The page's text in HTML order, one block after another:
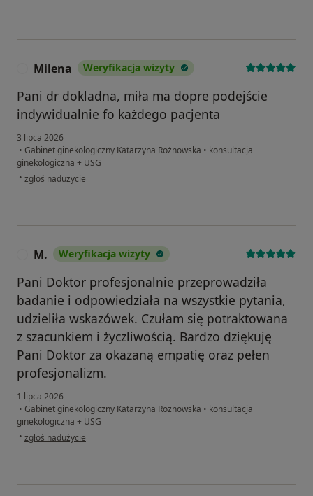
Milena Weryfikacja wizyty
Pani dr dokladna, miła ma dopre podejście
indywidualnie fo każdego pacjenta
3 lipca 2026
• Gabinet ginekologiczny Katarzyna Rożnowska • konsultacja
ginekologiczna + USG
• w opinii użytkownika Milena
zgłoś nadużycie
M. Weryfikacja wizyty
Pani Doktor profesjonalnie przeprowadziła
badanie i odpowiedziała na wszystkie pytania,
udzieliła wskazówek. Czułam się potraktowana
z szacunkiem i życzliwością. Bardzo dziękuję
Pani Doktor za okazaną empatię oraz pełen
profesjonalizm.
1 lipca 2026
• Gabinet ginekologiczny Katarzyna Rożnowska • konsultacja
ginekologiczna + USG
• w opinii użytkownika M.
zgłoś nadużycie